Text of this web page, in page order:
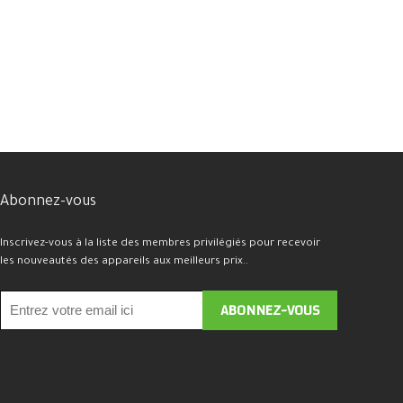
Abonnez-vous
Inscrivez-vous à la liste des membres privilégiés pour recevoir
les nouveautés des appareils aux meilleurs prix..